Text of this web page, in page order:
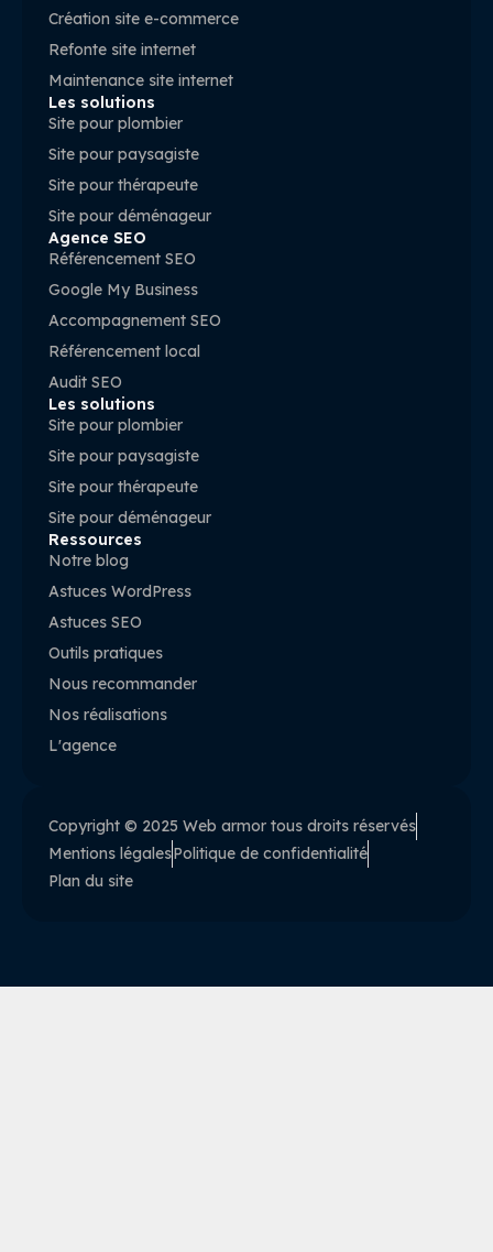
Création site e-commerce
Refonte site internet
Maintenance site internet
Les solutions
Site pour plombier
Site pour paysagiste
Site pour thérapeute
Site pour déménageur
Agence SEO
Référencement SEO
Google My Business
Accompagnement SEO
Référencement local
Audit SEO
Les solutions
Site pour plombier
Site pour paysagiste
Site pour thérapeute
Site pour déménageur
Ressources
Notre blog
Astuces WordPress
Astuces SEO
Outils pratiques
Nous recommander
Nos réalisations
L'agence
Copyright © 2025 Web armor tous droits réservés
Mentions légalesPolitique de confidentialité
Plan du site